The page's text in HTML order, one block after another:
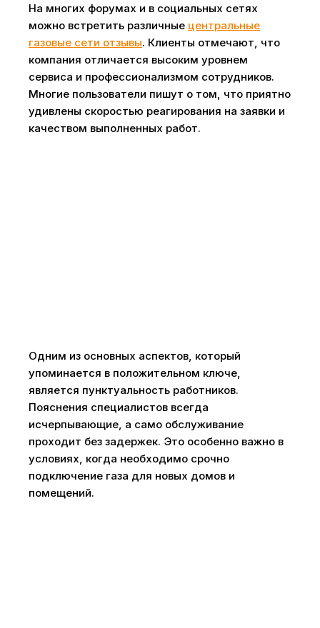
На многих форумах и в социальных сетях
можно встретить различные центральные
газовые сети отзывы. Клиенты отмечают, что
компания отличается высоким уровнем
сервиса и профессионализмом сотрудников.
Многие пользователи пишут о том, что приятно
удивлены скоростью реагирования на заявки и
качеством выполненных работ.
Одним из основных аспектов, который
упоминается в положительном ключе,
является пунктуальность работников.
Пояснения специалистов всегда
исчерпывающие, а само обслуживание
проходит без задержек. Это особенно важно в
условиях, когда необходимо срочно
подключение газа для новых домов и
помещений.